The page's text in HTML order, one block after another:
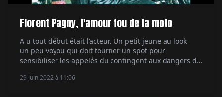
Florent Pagny, l'amour fou de la moto
A u tout début était l’acteur. Un petit jeune au look
un peu voyou qui doit tourner un spot pour
sensibiliser les appelés du contingent aux dangers de
fallait pas faire au guidon d’ une moto puis montrer la
29 juin 2022 à 11:06